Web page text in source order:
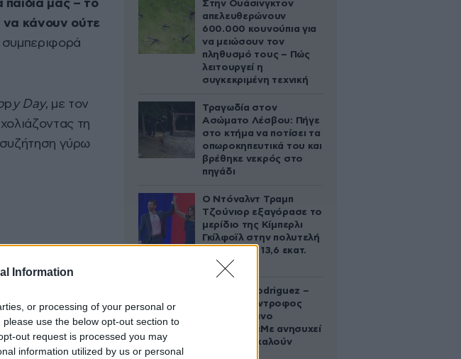
Information
or processing of your personal or
use the below opt-out section to
out request is processed you may
information utilized by us or personal
μας – το
να κάνουν ούτε
συμπεριφορά
p y Day, με τον
τη
συζήτηση γύρω
Στην Ουάσινγκτον
απελευθερώνουν
600.000 κουνούπια για
να μειώσουν τον
πληθυσμό τους – Πώς
λειτουργεί η
συγκεκριμένη τεχνική
Τραγωδία στον
Ασώματο Λέσβου: Πήγε
στο κτήμα να ποτίσει τα
οπωροκηπευτικά του και
βρέθηκε νεκρός στο
πηγάδι
Ο Ντόναλντ Τραμπ
Τζούνιορ εξαγόρασε το
μερίδιο της Κίμπερλι
Γκίλφοϊλ στην πολυτελή
έπαυλη των 13,6 εκατ.
δολαρίων
Georgina Rodriguez –
Ξεσπά η σύντροφος
του Κριστιάνο
Ρονάλντο: «Με ανησυχεί
που με αποκαλούν